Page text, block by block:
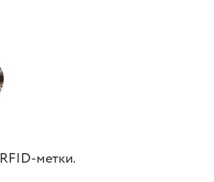
метки.